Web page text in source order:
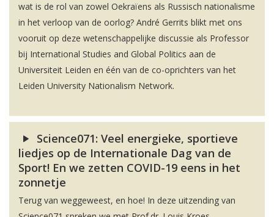
wat is de rol van zowel Oekraïens als Russisch nationalisme
in het verloop van de oorlog? André Gerrits blikt met ons
vooruit op deze wetenschappelijke discussie als Professor
bij International Studies and Global Politics aan de
Universiteit Leiden en één van de co-oprichters van het
Leiden University Nationalism Network.
Science071: Veel energieke, sportieve
liedjes op de Internationale Dag van de
Sport! En we zetten COVID-19 eens in het
zonnetje
Terug van weggeweest, en hoe! In deze uitzending van